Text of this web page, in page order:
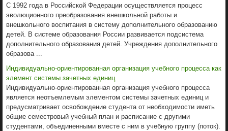
С 1992 года в Российской Федерации осуществляется процесс
эволюционного преобразования внешкольной работы и
внешкольного воспитания в систему дополнительного образованию
детей. В системе образования России развивается подсистема
дополнительного образования детей. Учреждения дополнительного
образова ...
Индивидуально-ориентированная организация учебного процесса как
элемент системы зачетных единиц
Индивидуально-ориентированная организация учебного процесса
является неотъемлемым элементом системы зачетных единиц и
предусматривает освобождение студента от необходимости иметь
общие семестровый учебный план и расписание с другими
студентами, объединенными вместе с ним в учебную группу (поток).